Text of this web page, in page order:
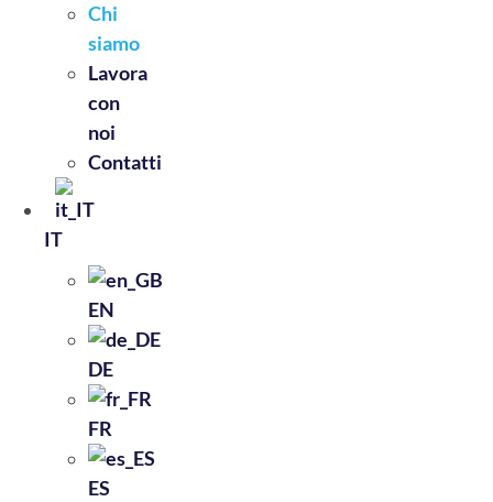
Chi
siamo
Lavora
con
noi
Contatti
IT
EN
DE
FR
ES